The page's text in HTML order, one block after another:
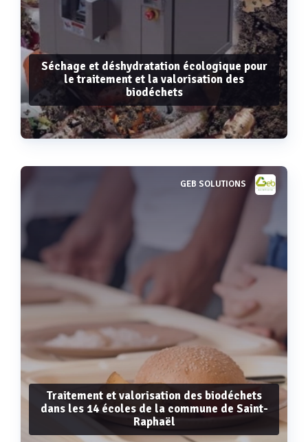
Séchage et déshydratation écologique pour
le traitement et la valorisation des
biodéchets
GEB SOLUTIONS
Traitement et valorisation des biodéchets
dans les 14 écoles de la commune de Saint-
Raphaël